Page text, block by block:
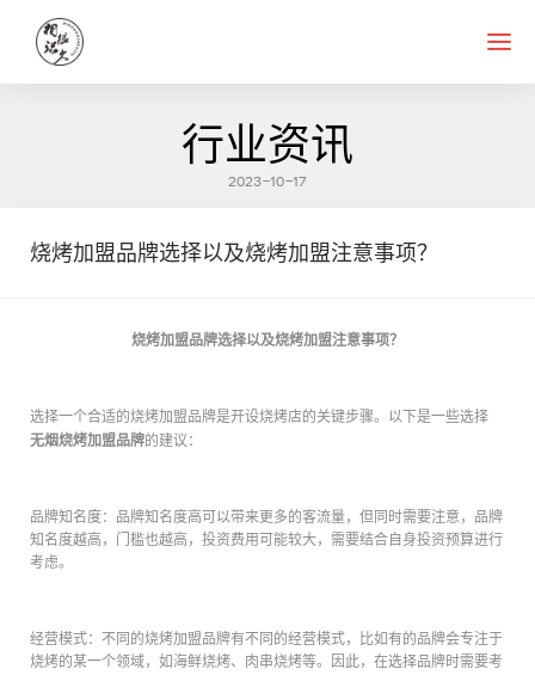
首页
关于我们
相识很久菜品
品牌加盟
成功案例
新闻中心
联系我们
行业资讯
2023-10-17
烧烤加盟品牌选择以及烧烤加盟注意事项？
烧烤加盟品牌选择以及烧烤加盟注意事项？
选择一个合适的烧烤加盟品牌是开设烧烤店的关键步骤。以下是一些选择
无烟烧烤加盟品牌的建议：
品牌知名度：品牌知名度高可以带来更多的客流量，但同时需要注意，品牌
知名度越高，门槛也越高，投资费用可能较大，需要结合自身投资预算进行
考虑。
经营模式：不同的烧烤加盟品牌有不同的经营模式，比如有的品牌会专注于
烧烤的某一个领域，如海鲜烧烤、肉串烧烤等。因此，在选择品牌时需要考